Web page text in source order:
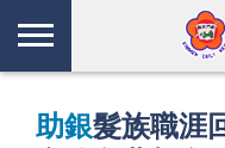
助銀髮族職涯